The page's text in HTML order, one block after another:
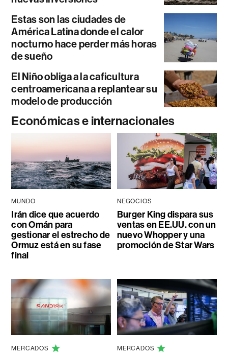
Estas son las ciudades de
América Latina donde el calor
nocturno hace perder más horas
de sueño
El Niño obliga a la caficultura
centroamericana a replantear su
modelo de producción
Económicas e internacionales
MUNDO
Irán dice que acuerdo
con Omán para
gestionar el estrecho de
Ormuz está en su fase
final
NEGOCIOS
Burger King dispara sus
ventas en EE.UU. con un
nuevo Whopper y una
promoción de Star Wars
MERCADOS MERCADOS